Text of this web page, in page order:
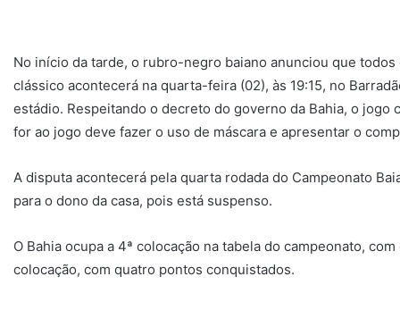
No início da tarde, o rubro-negro baiano anunciou que
clássico acontecerá na quarta-feira (02), às 19:15, no
estádio. Respeitando o decreto do governo da Bahia, o jogo
for ao jogo deve fazer o uso de máscara e apresentar o
A disputa acontecerá pela quarta rodada do Campeonato
para o dono da casa, pois está suspenso.
O Bahia ocupa a 4ª colocação na tabela do campeonato,
colocação, com quatro pontos conquistados.